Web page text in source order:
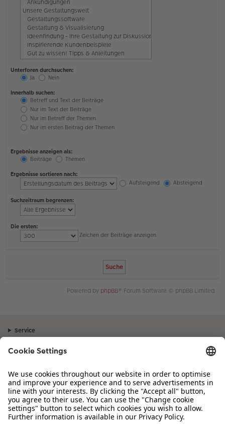
Unterforen durchsuchen:
Ja
Nein
Innerhalb suchen:
Betreff und Text der Beiträge
Nur im Text der Beiträge
Nur im Betreff der Themen
Nur im ersten Beitrag der Themen
Ergebnisse anzeigen als:
Beiträge
Themen
Ergebnisse sortieren nach:
Aufsteigend
Absteigend
Suchzeitraum begrenzen:
Die ersten:
Zeichen der Beiträge anzeigen
Powered by phpBB® Forum Software © phpBB Limited
Service
Sortiment
Inspiration